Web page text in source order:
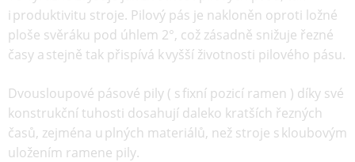
i produktivitu stroje. Pilový pás je nakloněn oproti ložné
ploše svěráku pod úhlem 2°, což zásadně snižuje řezné
časy a stejně tak přispívá k vyšší životnosti pilového pásu.
Dvousloupové pásové pily ( s fixní pozicí ramen ) díky své
konstrukční tuhosti dosahují daleko kratších řezných
časů, zejména u plných materiálů, než stroje s kloubovým
uložením ramene pily.